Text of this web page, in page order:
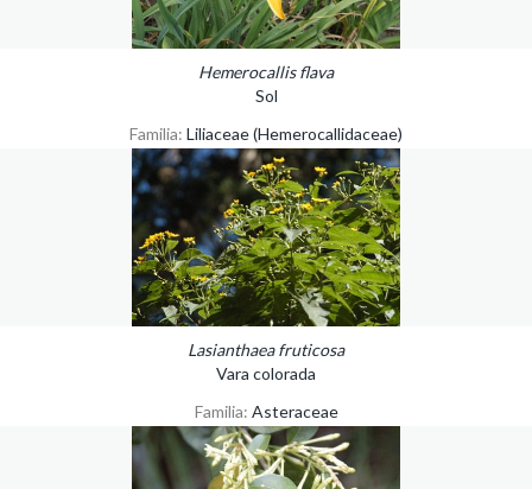
Hemerocallis flava
Sol
Familia: Liliaceae (Hemerocallidaceae)
Lasianthaea fruticosa
Vara colorada
Familia: Asteraceae